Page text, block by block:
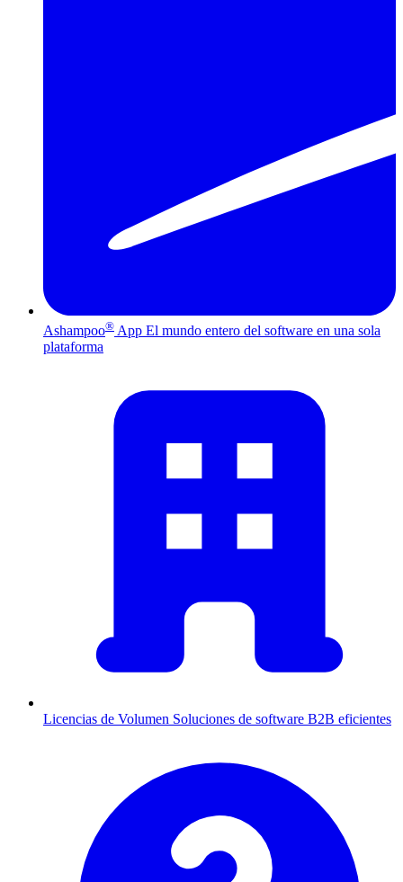
Ashampoo® App El mundo entero del software en una sola
plataforma
Licencias de Volumen Soluciones de software B2B eficientes